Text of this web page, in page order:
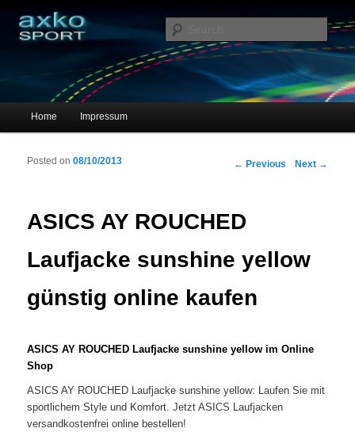
axko-sport – Sportschuhe online
Main menu
Skip to primary content
Skip to secondary content
Home Impressum
Post navigation
← Previous Next →
ASICS AY ROUCHED
Laufjacke sunshine yellow
günstig online kaufen
Posted on08/10/2013
ASICS AY ROUCHED Laufjacke sunshine yellow im Online
Shop
ASICS AY ROUCHED Laufjacke sunshine yellow: Laufen Sie mit
sportlichem Style und Komfort. Jetzt ASICS Laufjacken
versandkostenfrei online bestellen!